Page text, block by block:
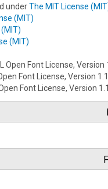
underThe MIT License
(MIT)
(MIT)
Open Font License, Version
Font License, Version 1.1
Font License, Version 1.1